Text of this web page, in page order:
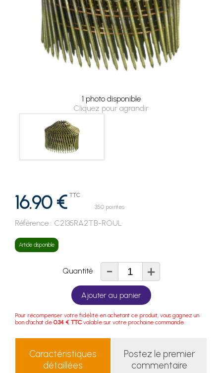
1 photo disponible
Cliquez pour agrandir
16.90 € TTC
350 pointes
Référence : C2135RA2TB-ROUL
Article disponible
Quantité - +
Ajouter au panier
Pour récompenser votre fidélité en achetant ce produit, vous gagnez un
bon d'achat de 0.34 € TTC valable sur votre prochaine commande.
Caractéristiques
détaillées
Postez le premier
commentaire